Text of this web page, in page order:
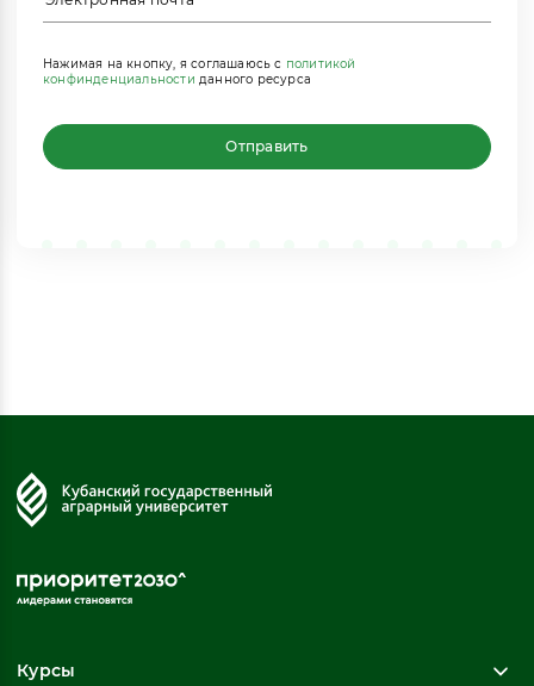
Нажимая на кнопку, я соглашаюсь с политикой
конфинденциальности данного ресурса
Отправить
Курсы